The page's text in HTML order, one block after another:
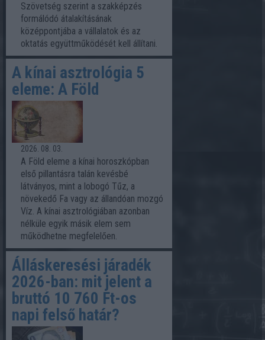
Szövetség szerint a szakképzés
formálódó átalakításának
középpontjába a vállalatok és az
oktatás együttműködését kell állítani.
A kínai asztrológia 5
eleme: A Föld
2026. 08. 03.
A Föld eleme a kínai horoszkópban
első pillantásra talán kevésbé
látványos, mint a lobogó Tűz, a
növekedő Fa vagy az állandóan mozgó
Víz. A kínai asztrológiában azonban
nélküle egyik másik elem sem
működhetne megfelelően.
Álláskeresési járadék
2026-ban: mit jelent a
bruttó 10 760 Ft-os
napi felső határ?